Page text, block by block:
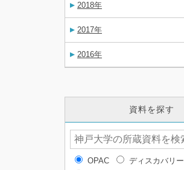
2018年
2017年
2016年
資料を探す
OPAC
ディスカバリー